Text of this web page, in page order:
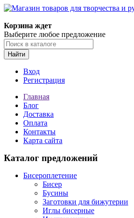
Корзина ждет
Выберите любое предложение
Найти
Вход
Регистрация
Главная
Блог
Доставка
Оплата
Контакты
Карта сайта
Каталог предложений
Бисероплетение
Бисер
Бусины
Заготовки для бижутерии
Иглы бисерные